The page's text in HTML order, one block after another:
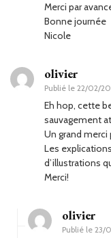
Merci par
Bonne journée
Nicole
olivier
Publié le 22/02/
Eh hop, cette
sauvagement
Un grand
Les
d’illustrations
Merci!
olivier
Publié le 23/